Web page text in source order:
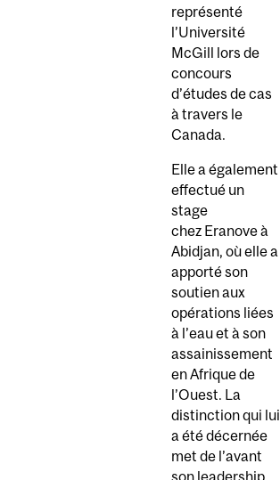
représenté
l’Université
McGill lors de
concours
d’études de cas
à travers le
Canada.
Elle a également
effectué un
stage
chez Eranove à
Abidjan, où elle a
apporté son
soutien aux
opérations liées
à l’eau et à son
assainissement
en Afrique de
l’Ouest. La
distinction qui lui
a été décernée
met de l’avant
son leadership